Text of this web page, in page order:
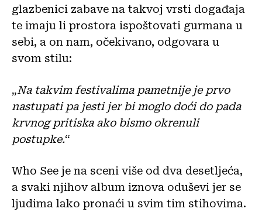
glazbenici zabave na takvoj vrsti događaja
te imaju li prostora ispoštovati gurmana u
sebi, a on nam, očekivano, odgovara u
svom stilu:
„Na takvim festivalima pametnije je prvo
nastupati pa jesti jer bi moglo doći do pada
krvnog pritiska ako bismo okrenuli
postupke.“
Who See je na sceni više od dva desetljeća,
a svaki njihov album iznova oduševi jer se
ljudima lako pronaći u svim tim stihovima.